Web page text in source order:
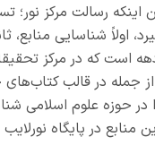
اینکه رسالت مرکز
اولاً شناسایی
دهه است که در مرکز
جمله در قالب
در حوزه علوم اسلامی
منابع در پایگاه